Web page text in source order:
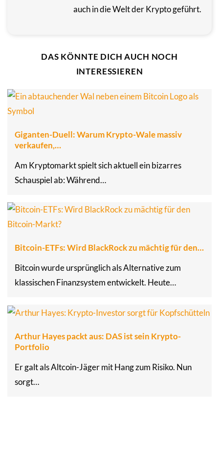
auch in die Welt der Krypto geführt.
DAS KÖNNTE DICH AUCH NOCH
INTERESSIEREN
Giganten-Duell: Warum Krypto-Wale massiv
verkaufen,…
Am Kryptomarkt spielt sich aktuell ein bizarres
Schauspiel ab: Während…
Bitcoin-ETFs: Wird BlackRock zu mächtig für den…
Bitcoin wurde ursprünglich als Alternative zum
klassischen Finanzsystem entwickelt. Heute…
Arthur Hayes packt aus: DAS ist sein Krypto-
Portfolio
Er galt als Altcoin-Jäger mit Hang zum Risiko. Nun
sorgt…